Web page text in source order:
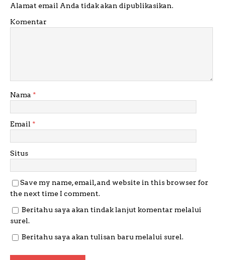
Alamat email Anda tidak akan dipublikasikan.
Komentar
Nama *
Email *
Situs
Save my name, email, and website in this browser for
the next time I comment.
Beritahu saya akan tindak lanjut komentar melalui
surel.
Beritahu saya akan tulisan baru melalui surel.